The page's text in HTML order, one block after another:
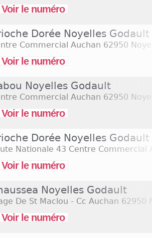
le numéro
Dorée Noyelles Godault
Commercial Auchan 62950
le numéro
Noyelles Godault
Commercial Auchan 62950
le numéro
Dorée Noyelles Godault
Nationale 43 Centre Commercial
le numéro
Noyelles Godault
De St Maclou - Cc Auchan 62950
le numéro